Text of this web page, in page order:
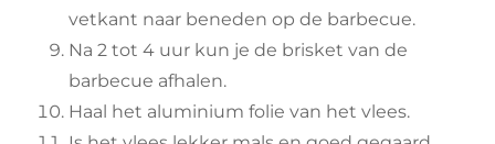
vetkant naar beneden op de barbecue.
Na 2 tot 4 uur kun je de brisket van de
barbecue afhalen.
Haal het aluminium folie van het vlees.